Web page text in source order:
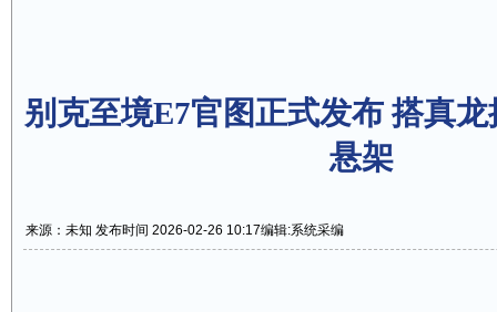
别克至境E7官图正式发布 搭真
悬架
来源：未知 发布时间 2026-02-26 10:17编辑:系统采编